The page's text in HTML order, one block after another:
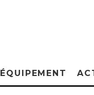
ÉQUIPEMENT